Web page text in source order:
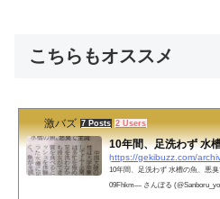
こちらもオススメ
激バズ 7 Posts 2 Users
10年間、足洗わず 水
https://gekibuzz.com/
10年間、足洗わず 水槽の魚、悪
09Fhkm— さんぼる